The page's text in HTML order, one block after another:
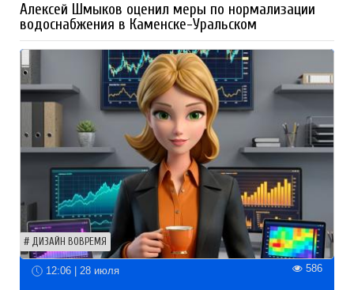
Алексей Шмыков оценил меры по нормализации
водоснабжения в Каменске-Уральском
ДИЗАЙН ВОВРЕМЯ
12:06 | 28 июля 586